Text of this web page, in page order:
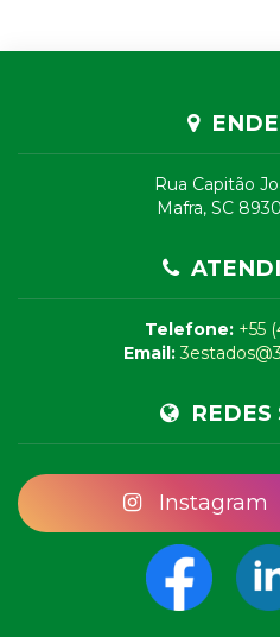
Rua Capitão
Mafra, SC
Telefone: +55
Email:
REDES
Instagram